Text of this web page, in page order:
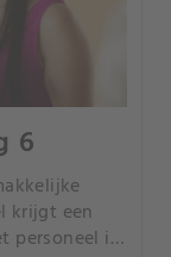
6
krijgt een
personeel in